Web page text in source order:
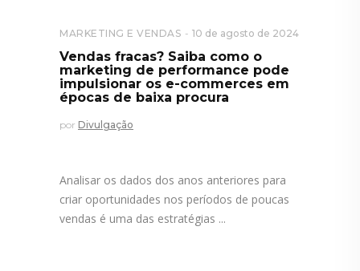
MARKETING E VENDAS 10 de agosto de 2024
Vendas fracas? Saiba como o
marketing de performance pode
impulsionar os e-commerces em
épocas de baixa procura
por Divulgação
Analisar os dados dos anos anteriores para
criar oportunidades nos períodos de poucas
vendas é uma das estratégias